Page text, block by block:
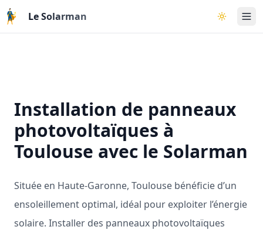
Aller au contenu principal
Le Solarman Basculer
Installation de panneaux
photovoltaïques à
Toulouse avec le Solarman
Située en Haute-Garonne, Toulouse bénéficie d’un
ensoleillement optimal, idéal pour exploiter l’énergie
solaire. Installer des panneaux photovoltaïques